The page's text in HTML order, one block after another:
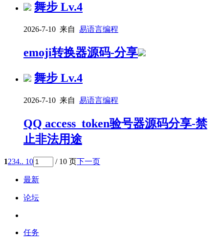
舞步 Lv.4
2026-7-10 来自 易语言编程
emoji转换器源码-分享
舞步 Lv.4
2026-7-10 来自 易语言编程
QQ access_token验号器源码分享-禁
止非法用途
1234.. 10 / 10 页下一页
最新
论坛
任务